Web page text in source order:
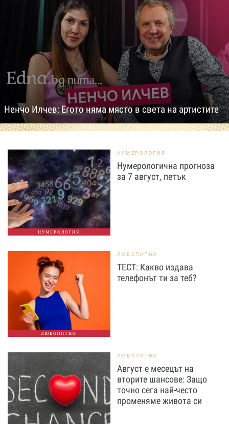
Ненчо Илчев: Егото няма място в света на артистите
НУМЕРОЛОГИЯ
НУМЕРОЛОГИЯ
Нумерологична прогноза
за 7 август, петък
ЛЮБОПИТНО
ЛЮБОПИТНО
ТЕСТ: Какво издава
телефонът ти за теб?
ЛЮБОПИТНО
Август е месецът на
вторите шансове: Защо
точно сега най-често
променяме живота си